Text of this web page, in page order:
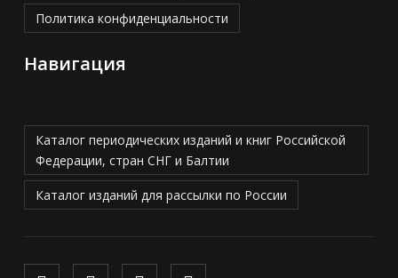
Политика конфиденциальности
Навигация
Каталог периодических изданий и книг Российской
Федерации, стран СНГ и Балтии
Каталог изданий для рассылки по России